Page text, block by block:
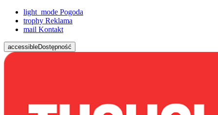
light_mode Pogoda
trophy Reklama
mail Kontakt
accessibleDostępność